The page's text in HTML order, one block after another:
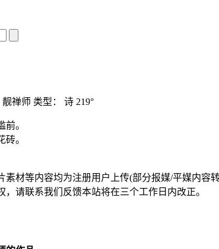
靓禅师 类型： 诗 219°
。
。
素材等内容均为注册用户上传(部分报媒/平媒内
请联系我们反馈本站将在三个工作日内改正。